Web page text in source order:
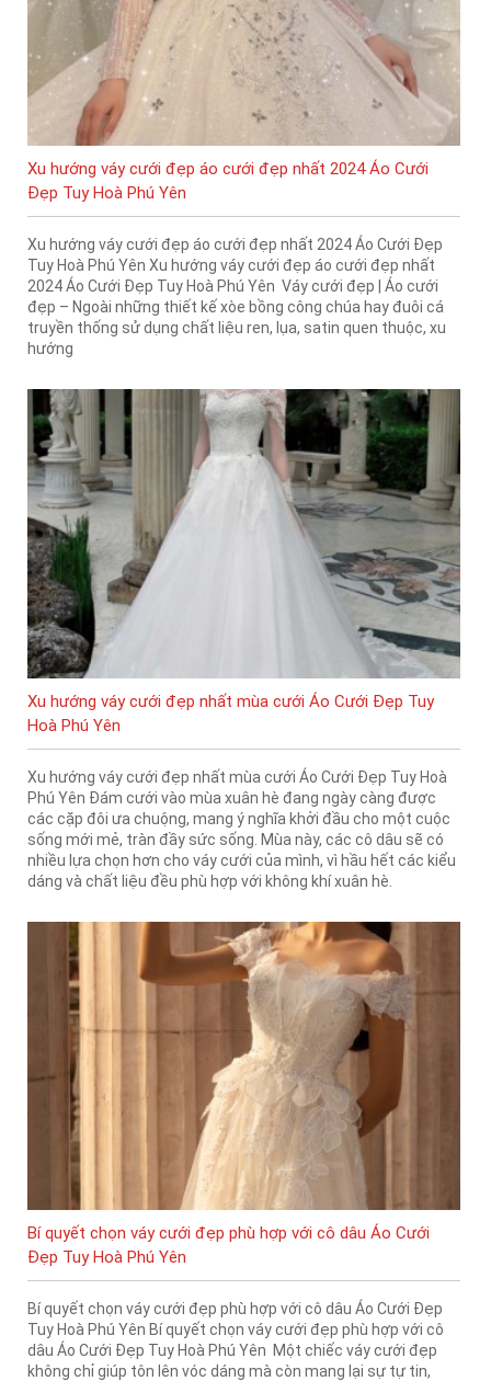
Xu hướng váy cưới đẹp áo cưới đẹp nhất 2024 Áo Cưới
Đẹp Tuy Hoà Phú Yên
Xu hướng váy cưới đẹp áo cưới đẹp nhất 2024 Áo Cưới Đẹp
Tuy Hoà Phú Yên Xu hướng váy cưới đẹp áo cưới đẹp nhất
2024 Áo Cưới Đẹp Tuy Hoà Phú Yên Váy cưới đẹp | Áo cưới
đẹp – Ngoài những thiết kế xòe bồng công chúa hay đuôi cá
truyền thống sử dụng chất liệu ren, lụa, satin quen thuộc, xu
hướng
Xu hướng váy cưới đẹp nhất mùa cưới Áo Cưới Đẹp Tuy
Hoà Phú Yên
Xu hướng váy cưới đẹp nhất mùa cưới Áo Cưới Đẹp Tuy Hoà
Phú Yên Đám cưới vào mùa xuân hè đang ngày càng được
các cặp đôi ưa chuộng, mang ý nghĩa khởi đầu cho một cuộc
sống mới mẻ, tràn đầy sức sống. Mùa này, các cô dâu sẽ có
nhiều lựa chọn hơn cho váy cưới của mình, vì hầu hết các kiểu
dáng và chất liệu đều phù hợp với không khí xuân hè.
Bí quyết chọn váy cưới đẹp phù hợp với cô dâu Áo Cưới
Đẹp Tuy Hoà Phú Yên
Bí quyết chọn váy cưới đẹp phù hợp với cô dâu Áo Cưới Đẹp
Tuy Hoà Phú Yên Bí quyết chọn váy cưới đẹp phù hợp với cô
dâu Áo Cưới Đẹp Tuy Hoà Phú Yên Một chiếc váy cưới đẹp
không chỉ giúp tôn lên vóc dáng mà còn mang lại sự tự tin,